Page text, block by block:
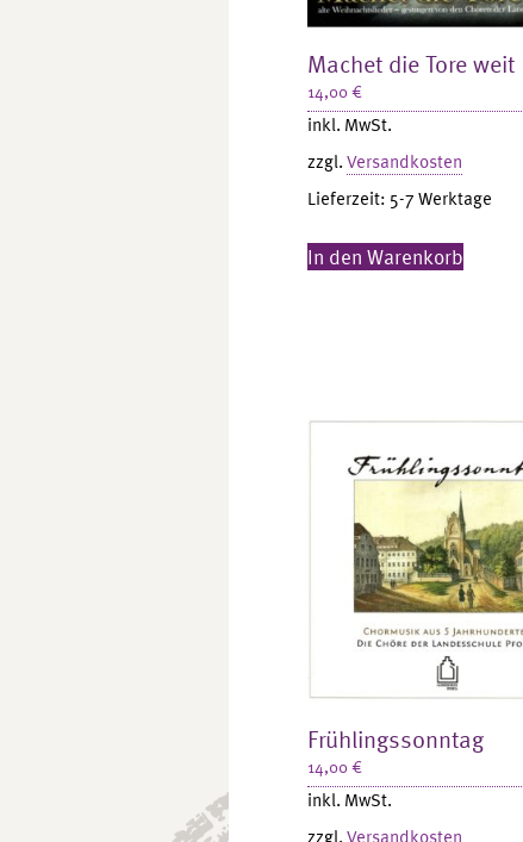
Machet die Tore weit
14,00€
inkl. MwSt.
zzgl.Versandkosten
Lieferzeit: 5-7 Werktage
In den Warenkorb
Frühlingssonntag
14,00€
inkl. MwSt.
zzgl.Versandkosten